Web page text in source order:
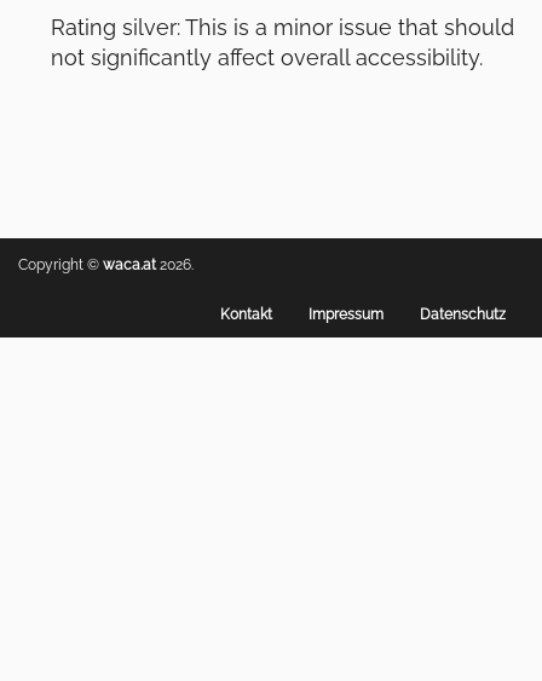
Rating silver: This is a minor issue that should
not significantly affect overall accessibility.
Copyright © waca.at2026.
menu
Datenschutz
Impressum
Kontakt